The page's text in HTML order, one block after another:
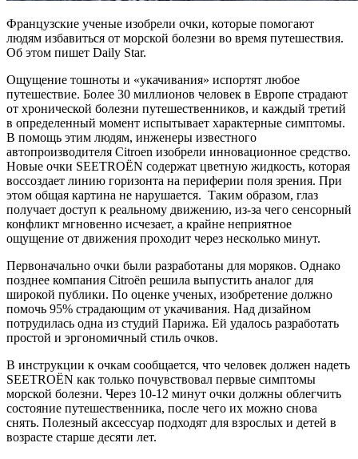
Французские ученые изобрели очки, которые помогают
людям избавиться от морской болезни во время путешествия.
Об этом пишет Daily Star.
Ощущение тошноты и «укачивания» испортят любое
путешествие. Более 30 миллионов человек в Европе страдают
от хронической болезни путешественников, и каждый третий
в определенный момент испытывает характерные симптомы.
В помощь этим людям, инженеры известного
автопроизводителя Citroen изобрели инновационное средство.
Новые очки SEETROËN содержат цветную жидкость, которая
воссоздает линию горизонта на периферии поля зрения. При
этом общая картина не нарушается. Таким образом, глаз
получает доступ к реальному движению, из-за чего сенсорный
конфликт мгновенно исчезает, а крайне неприятное
ощущение от движения проходит через несколько минут.
Первоначально очки были разработаны для моряков. Однако
позднее компания Citroën решила выпустить аналог для
широкой публики. По оценке ученых, изобретение должно
помочь 95% страдающим от укачивания. Над дизайном
потрудилась одна из студий Парижа. Ей удалось разработать
простой и эргономичный стиль очков.
В инструкции к очкам сообщается, что человек должен надеть
SEETROËN как только почувствовал первые симптомы
морской болезни. Через 10-12 минут очки должны облегчить
состояние путешественника, после чего их можно снова
снять. Полезный аксессуар подходят для взрослых и детей в
возрасте старше десяти лет.